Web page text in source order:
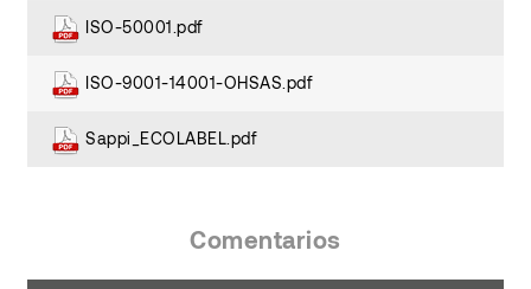
ISO-50001.pdf
ISO-9001-14001-OHSAS.pdf
Sappi_ECOLABEL.pdf
Comentarios